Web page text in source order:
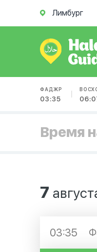
Лимбург
ФАДЖР
03:35
Время
7
03:35